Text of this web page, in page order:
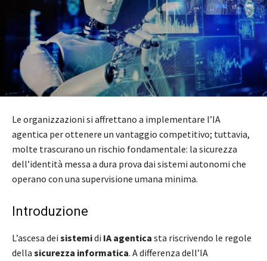
Le organizzazioni si affrettano a implementare l’IA
agentica per ottenere un vantaggio competitivo; tuttavia,
molte trascurano un rischio fondamentale: la sicurezza
dell’identità messa a dura prova dai sistemi autonomi che
operano con una supervisione umana minima.
Introduzione
L’ascesa dei sistemidi IA agentica sta riscrivendo le regole
della sicurezza informatica. A differenza dell’IA